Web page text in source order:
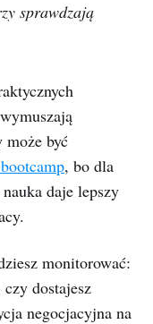
sprawdzają
może być
, bo dla
daje lepszy
monitorować:
dostajesz
negocjacyjna na